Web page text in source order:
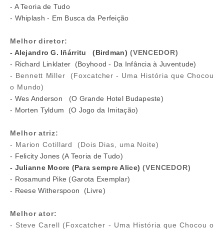
- A Teoria de Tudo
- Whiplash - Em Busca da Perfeição
Melhor diretor:
- Alejandro G. Iñárritu (Birdman) (VENCEDOR)
- Richard Linklater (Boyhood - Da Infância à Juventude)
- Bennett Miller (Foxcatcher - Uma História que Chocou
o Mundo)
- Wes Anderson (O Grande Hotel Budapeste)
- Morten Tyldum (O Jogo da Imitação)
Melhor atriz:
- Marion Cotillard (Dois Dias, uma Noite)
- Felicity Jones (A Teoria de Tudo)
- Julianne Moore (Para sempre Alice) (VENCEDOR)
- Rosamund Pike (Garota Exemplar)
- Reese Witherspoon (Livre)
Melhor ator:
- Steve Carell (Foxcatcher - Uma História que Chocou o